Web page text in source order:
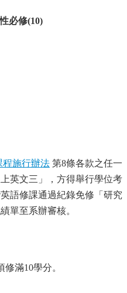
必修(10)
程施行辦法 第8條各款之任一
英文三」，方得舉行學位考
語修課通過紀錄免修「研究
單至系辦審核。
滿10學分。